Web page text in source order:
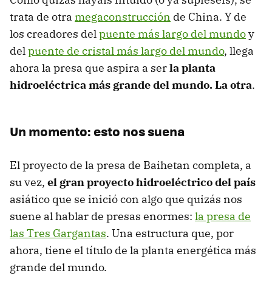
trata de otra megaconstrucción de China. Y de
los creadores delpuente más largo del mundoy
delpuente de cristal más largo del mundo, llega
ahora la presa que aspira a serla planta
hidroeléctrica más grande del mundo. La otra.
Un momento: esto nos suena
El proyecto de la presa de Baihetan completa, a
su vez, el gran proyecto hidroeléctrico del país
asiático que se inició con algo que quizás nos
suene al hablar de presas enormes: la presa de
las Tres Gargantas. Una estructura que, por
ahora, tiene el título de la planta energética más
grande del mundo.